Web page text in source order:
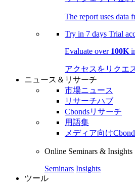
The report uses data
Try in 7 days Trial
Evaluate over 100K
アクセスをリクエ
ニュース＆リサーチ
市場ニュース
リサーチハブ
Cbondsリサーチ
用語集
メディア向け
Online Seminars & Insights
Seminars Insights
ツール